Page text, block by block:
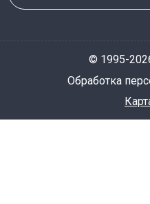
© 1995-
Обработка